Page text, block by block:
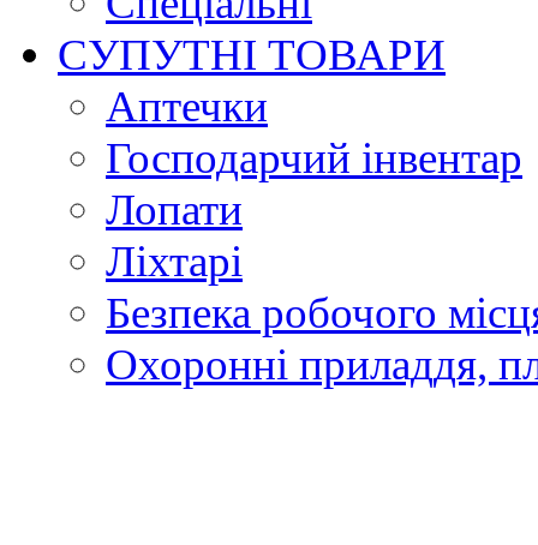
СУПУТНІ ТОВАРИ
Аптечки
Господарчий інвентар
Лопати
Ліхтарі
Безпека робочого
Охоронні приладдя,